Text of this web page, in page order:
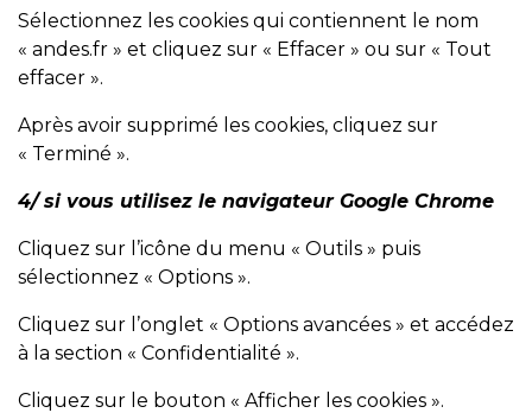
Sélectionnez les cookies qui contiennent le nom
« andes.fr » et cliquez sur « Effacer » ou sur « Tout
effacer ».
Après avoir supprimé les cookies, cliquez sur
« Terminé ».
4/ si vous utilisez le navigateur Google Chrome
Cliquez sur l’icône du menu « Outils » puis
sélectionnez « Options ».
Cliquez sur l’onglet « Options avancées » et accédez
à la section « Confidentialité ».
Cliquez sur le bouton « Afficher les cookies ».